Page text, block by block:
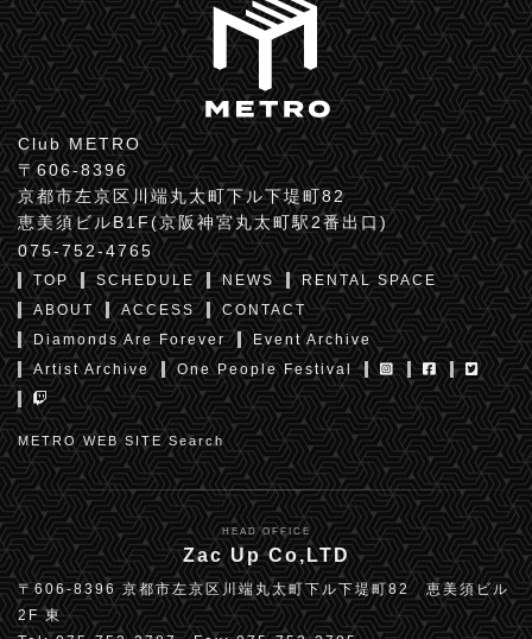
Club METRO
〒606-8396
京都市左京区川端丸太町下ル下堤町82
恵美須ビルB1F(京阪神宮丸太町駅2番出口)
075-752-4765
TOP SCHEDULE NEWS
RENTAL SPACE
ABOUT
ACCESS
CONTACT
Diamonds Are Forever
Event Archive
Artist Archive
One People Festival
METRO WEB SITE Search
HEAD OFFICE
Zac Up Co,LTD
〒606-8396 京都市左京区川端丸太町下ル下堤町82 恵美須ビル
2F 東